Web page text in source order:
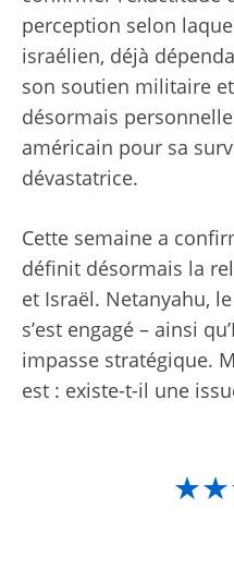
perception selon
israélien, déjà
son soutien militaire
désormais
américain pour sa
dévastatrice.
Cette semaine a
définit désormais la
et Israël. Netanyahu,
s’est engagé – ainsi
impasse stratégique.
est : existe-t-il une